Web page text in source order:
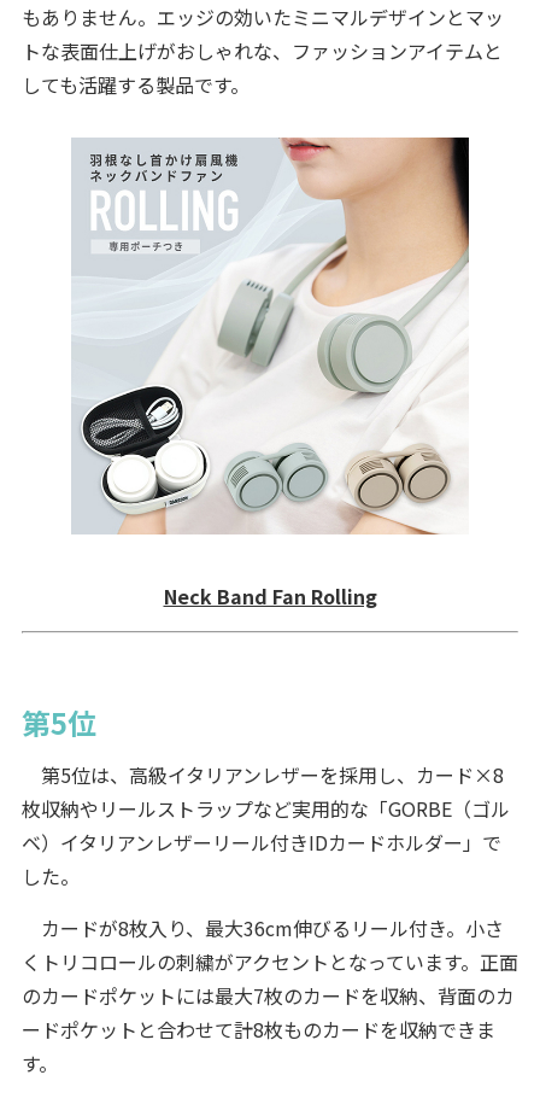
もありません。エッジの効いたミニマルデザインとマッ
トな表面仕上げがおしゃれな、ファッションアイテムと
しても活躍する製品です。
Neck Band Fan Rolling
第5位
第5位は、高級イタリアンレザーを採用し、カード×8
枚収納やリールストラップなど実用的な「GORBE（ゴル
ベ）イタリアンレザーリール付きIDカードホルダー」で
した。
カードが8枚入り、最大36cm伸びるリール付き。小さ
くトリコロールの刺繍がアクセントとなっています。正面
のカードポケットには最大7枚のカードを収納、背面のカ
ードポケットと合わせて計8枚ものカードを収納できま
す。